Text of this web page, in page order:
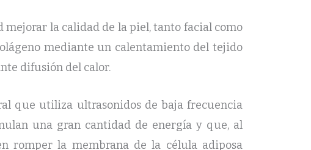
la calidad de la piel, tanto facial como
mediante un calentamiento del tejido
difusión del calor.
que utiliza ultrasonidos de baja frecuencia
una gran cantidad de energía y que, al
romper la membrana de la célula adiposa